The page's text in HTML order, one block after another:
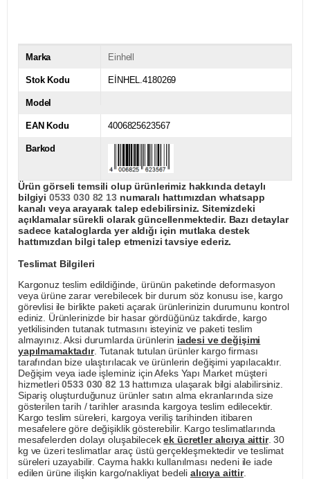
Marka Einhell
Stok Kodu EİNHEL.4180269
Model
EAN Kodu 4006825623567
Barkod
Ürün görseli temsili olup ürünlerimiz hakkında detaylı
bilgiyi 0533 030 82 13numaralı hattımızdan whatsapp
kanalı veya arayarak talep edebilirsiniz. Sitemizdeki
açıklamalar sürekli olarak güncellenmektedir. Bazı detaylar
sadece kataloglarda yer aldığı için mutlaka destek
hattımızdan bilgi talep etmenizi tavsiye ederiz.
Teslimat Bilgileri
Kargonuz teslim edildiğinde, ürünün paketinde deformasyon
veya ürüne zarar verebilecek bir durum söz konusu ise, kargo
görevlisi ile birlikte paketi açarak ürünlerinizin durumunu kontrol
ediniz. Ürünlerinizde bir hasar gördüğünüz takdirde, kargo
yetkilisinden tutanak tutmasını isteyiniz ve paketi teslim
almayınız. Aksi durumlarda ürünlerin iadesi ve değişimi
yapılmamaktadır. Tutanak tutulan ürünler kargo firması
tarafından bize ulaştırılacak ve ürünlerin değişimi yapılacaktır.
Değişim veya iade işleminiz için Afeks Yapı Market müşteri
hizmetleri0533 030 82 13hattımıza ulaşarak bilgi alabilirsiniz.
Sipariş oluşturduğunuz ürünler satın alma ekranlarında size
gösterilen tarih / tarihler arasında kargoya teslim edilecektir.
Kargo teslim süreleri, kargoya veriliş tarihinden itibaren
mesafelere göre değişiklik gösterebilir. Kargo teslimatlarında
mesafelerden dolayı oluşabilecekek ücretler alıcıya aittir. 30
kg ve üzeri teslimatlar araç üstü gerçekleşmektedir ve teslimat
süreleri uzayabilir. Cayma hakkı kullanılması nedeni ile iade
edilen ürüne ilişkin kargo/nakliyat bedeli alıcıya aittir.